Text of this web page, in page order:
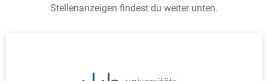
Stellenanzeigen findest du weiter unten.